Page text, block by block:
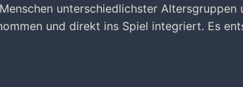
unterschiedlichster Altersgruppen
und direkt ins Spiel integriert. Es